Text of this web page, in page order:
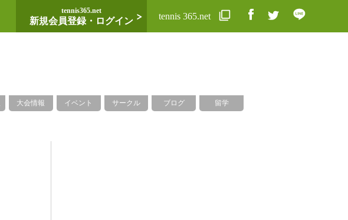
tennis365.net
新規会員登録・ログイン tennis 365.net
大会情報 イベント サークル ブログ 留学